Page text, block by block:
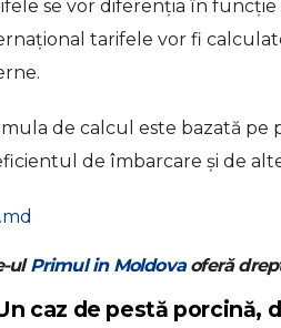
se vor diferenția în
tarifele vor fi
de calcul este bazată
de îmbarcare și de
ulPrimul in Moldovaoferă
caz de pestă porcină,